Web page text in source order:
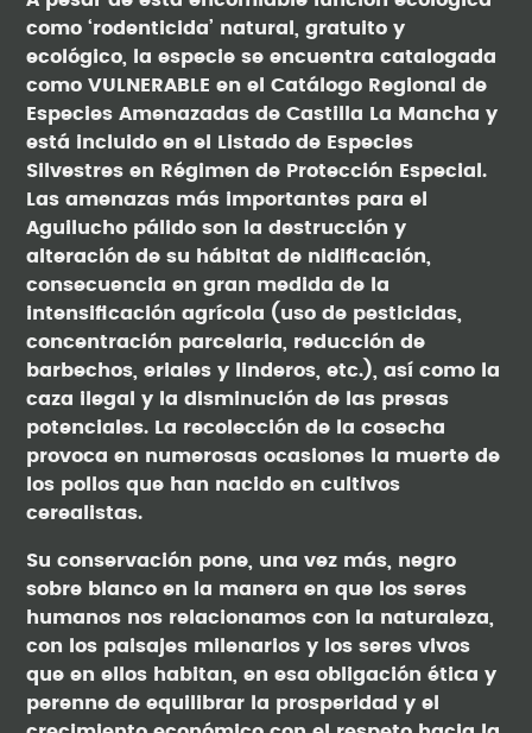
como ‘rodenticida’ natural, gratuito y
ecológico, la especie se encuentra catalogada
como VULNERABLE en el Catálogo Regional de
Especies Amenazadas de Castilla La Mancha y
está incluido en el Listado de Especies
Silvestres en Régimen de Protección Especial.
Las amenazas más importantes para el
Aguilucho pálido son la destrucción y
alteración de su hábitat de nidificación,
consecuencia en gran medida de la
intensificación agrícola (uso de pesticidas,
concentración parcelaria, reducción de
barbechos, eriales y linderos, etc.), así como la
caza ilegal y la disminución de las presas
potenciales. La recolección de la cosecha
provoca en numerosas ocasiones la muerte de
los pollos que han nacido en cultivos
cerealistas.
Su conservación pone, una vez más, negro
sobre blanco en la manera en que los seres
humanos nos relacionamos con la naturaleza,
con los paisajes milenarios y los seres vivos
que en ellos habitan, en esa obligación ética y
perenne de equilibrar la prosperidad y el